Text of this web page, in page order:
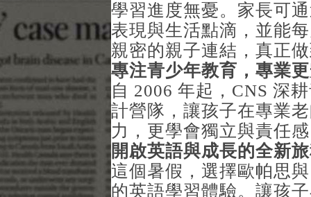
學習進度無憂。家長可
表現與生活點滴，並能
親密的親子連結，真正
專注青少年教育，專業
自 2006 年起，CNS 深
計營隊，讓孩子在專業
力，更學會獨立與責任
開啟英語與成長的全新
這個暑假，選擇歐帕思
的英語學習體驗。讓孩